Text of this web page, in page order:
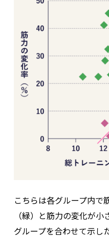
こちらは各グループ内で
（緑）と筋力の変化が
グループを合わせて示し